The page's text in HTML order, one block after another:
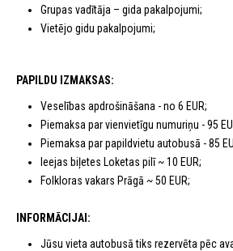
Grupas vadītāja – gida pakalpojumi;
Vietējo gidu pakalpojumi;
PAPILDU IZMAKSAS:
Veselības apdrošināšana - no 6 EUR;
Piemaksa par vienvietīgu numuriņu - 95
Piemaksa par papildvietu autobusā - 85
Ieejas biļetes Loketas pilī ~ 10 EUR;
Folkloras vakars Prāgā ~ 50 EUR;
INFORMĀCIJAI:
Jūsu vieta autobusā tiks rezervēta pēc